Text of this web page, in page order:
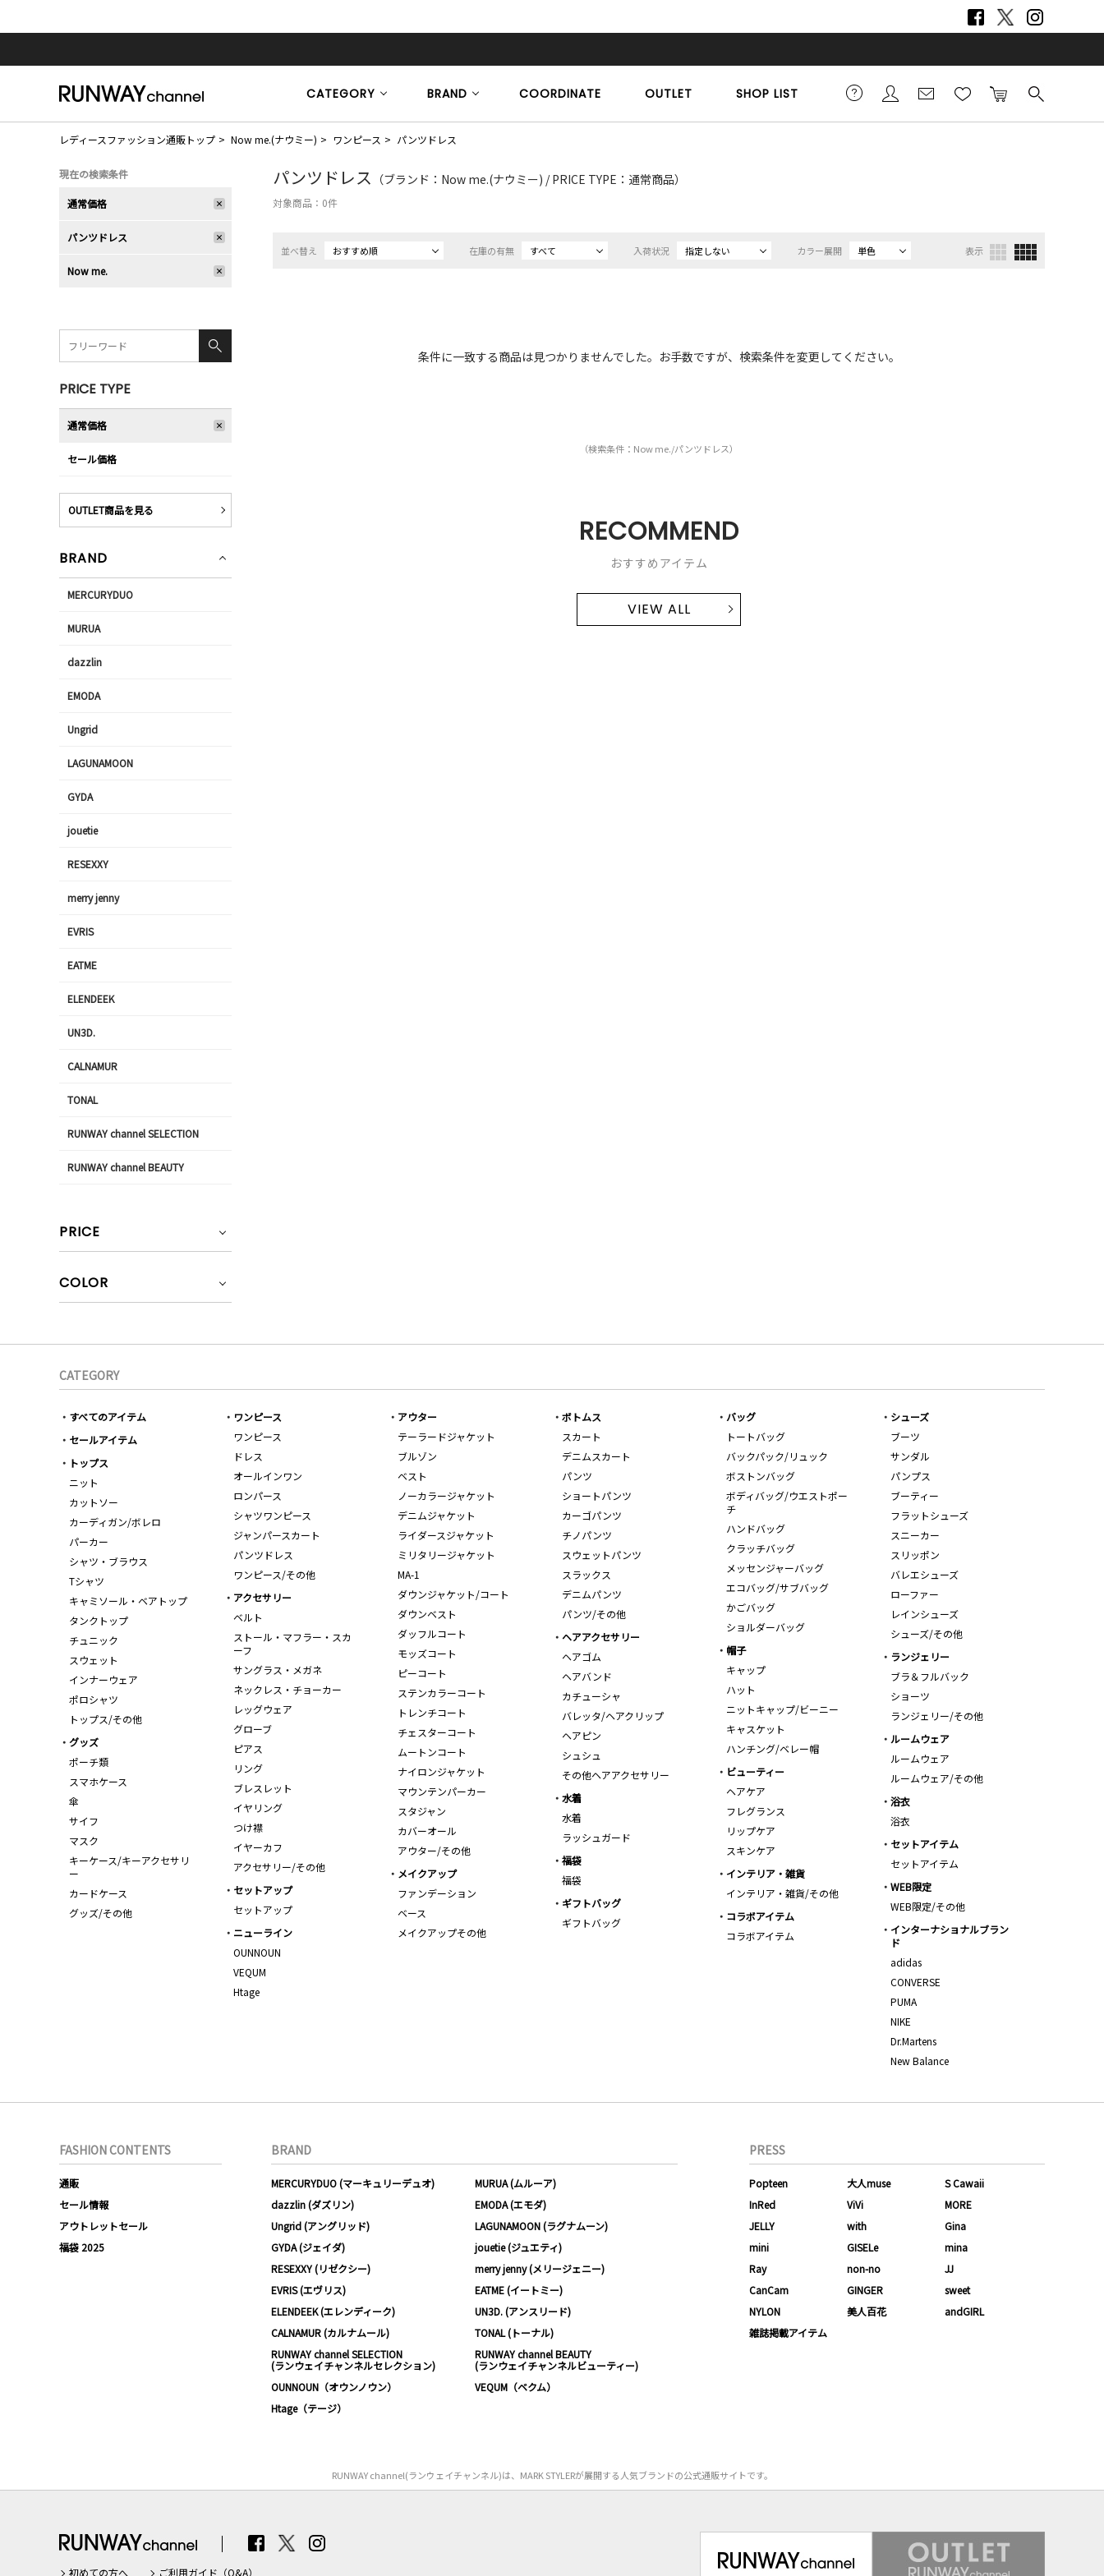
CATEGORY BRAND COORDINATE OUTLET SHOP LIST
レディースファッション通販トップ Now me.(ナウミー) ワンピース パンツドレス
パンツドレス （ブランド：Now me.(ナウミー) / PRICE TYPE：通常商品）
対象商品： 0件
並べ替え おすすめ順 在庫の有無 すべて 入荷状況 指定しない カラー展開 単色 表示
条件に一致する商品は見つかりませんでした。お手数ですが、検索条件を変更してください。
（検索条件：Now me./パンツドレス）
RECOMMEND
おすすめアイテム
VIEW ALL
現在の検索条件
通常価格
パンツドレス
Now me.
PRICE TYPE
通常価格
セール価格
OUTLET商品を見る
BRAND
MERCURYDUO
MURUA
dazzlin
EMODA
Ungrid
LAGUNAMOON
GYDA
jouetie
RESEXXY
merry jenny
EVRIS
EATME
ELENDEEK
UN3D.
CALNAMUR
TONAL
RUNWAY channel SELECTION
RUNWAY channel BEAUTY
PRICE
COLOR
CATEGORY
すべてのアイテム
セールアイテム
トップス
ニット
カットソー
カーディガン/ボレロ
パーカー
シャツ・ブラウス
Tシャツ
キャミソール・ベアトップ
タンクトップ
チュニック
スウェット
インナーウェア
ポロシャツ
トップス/その他
ワンピース
ワンピース
ドレス
オールインワン
ロンパース
シャツワンピース
ジャンパースカート
パンツドレス
ワンピース/その他
アウター
テーラードジャケット
ブルゾン
ベスト
ノーカラージャケット
デニムジャケット
ライダースジャケット
ミリタリージャケット
MA-1
ダウンジャケット/コート
ダウンベスト
ダッフルコート
モッズコート
ピーコート
ステンカラーコート
トレンチコート
チェスターコート
ムートンコート
ナイロンジャケット
マウンテンパーカー
スタジャン
カバーオール
アウター/その他
ボトムス
スカート
デニムスカート
パンツ
ショートパンツ
カーゴパンツ
チノパンツ
スウェットパンツ
スラックス
デニムパンツ
パンツ/その他
バッグ
トートバッグ
バックパック/リュック
ボストンバッグ
ボディバッグ/ウエストポー
チ
ハンドバッグ
クラッチバッグ
メッセンジャーバッグ
エコバッグ/サブバッグ
かごバッグ
ショルダーバッグ
シューズ
ブーツ
サンダル
パンプス
ブーティー
フラットシューズ
スニーカー
スリッポン
バレエシューズ
ローファー
レインシューズ
シューズ/その他
アクセサリー
ベルト
ストール・マフラー・スカ
ーフ
サングラス・メガネ
ネックレス・チョーカー
レッグウェア
グローブ
ピアス
リング
ブレスレット
イヤリング
つけ襟
イヤーカフ
アクセサリー/その他
ヘアアクセサリー
ヘアゴム
ヘアバンド
カチューシャ
バレッタ/ヘアクリップ
ヘアピン
シュシュ
その他ヘアアクセサリー
帽子
キャップ
ハット
ニットキャップ/ビーニー
キャスケット
ハンチング/ベレー帽
ランジェリー
ブラ＆フルバック
ショーツ
ランジェリー/その他
ルームウェア
ルームウェア
ルームウェア/その他
グッズ
ポーチ類
スマホケース
傘
サイフ
マスク
キーケース/キーアクセサリ
ー
カードケース
グッズ/その他
ビューティー
ヘアケア
フレグランス
リップケア
スキンケア
水着
水着
ラッシュガード
浴衣
浴衣
セットアイテム
セットアイテム
福袋
福袋
メイクアップ
ファンデーション
ベース
メイクアップその他
インテリア・雑貨
インテリア・雑貨/その他
WEB限定
WEB限定/その他
セットアップ
セットアップ
ギフトバッグ
ギフトバッグ
コラボアイテム
コラボアイテム
インターナショナルブラン
ド
adidas
CONVERSE
PUMA
NIKE
Dr.Martens
New Balance
ニューライン
OUNNOUN
VEQUM
Htage
FASHION CONTENTS
通販
セール情報
アウトレットセール
福袋 2025
BRAND
MERCURYDUO (マーキュリーデュオ)
MURUA (ムルーア)
dazzlin (ダズリン)
EMODA (エモダ)
Ungrid (アングリッド)
LAGUNAMOON (ラグナムーン)
GYDA (ジェイダ)
jouetie (ジュエティ)
RESEXXY (リゼクシー)
merry jenny (メリージェニー)
EVRIS (エヴリス)
EATME (イートミー)
ELENDEEK (エレンディーク)
UN3D. (アンスリード)
CALNAMUR (カルナムール)
TONAL (トーナル)
RUNWAY channel SELECTION
(ランウェイチャンネルセレクション)
RUNWAY channel BEAUTY
(ランウェイチャンネルビューティー)
OUNNOUN（オウンノウン）
VEQUM（ベクム）
Htage（テージ）
PRESS
Popteen 大人muse
S Cawaii
InRed
ViVi
MORE
JELLY
with
Gina
mini
GISELe
mina
Ray
non-no
JJ
CanCam
GINGER
sweet
NYLON
美人百花
andGIRL
雑誌掲載アイテム
RUNWAY channel(ランウェイチャンネル)は、MARK STYLERが展開する人気ブランドの公式通販サイトです。
初めての方へ ご利用ガイド（Q&A）